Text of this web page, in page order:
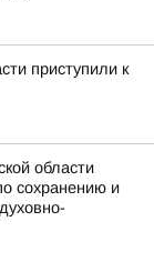
приступили к
области
сохранению и